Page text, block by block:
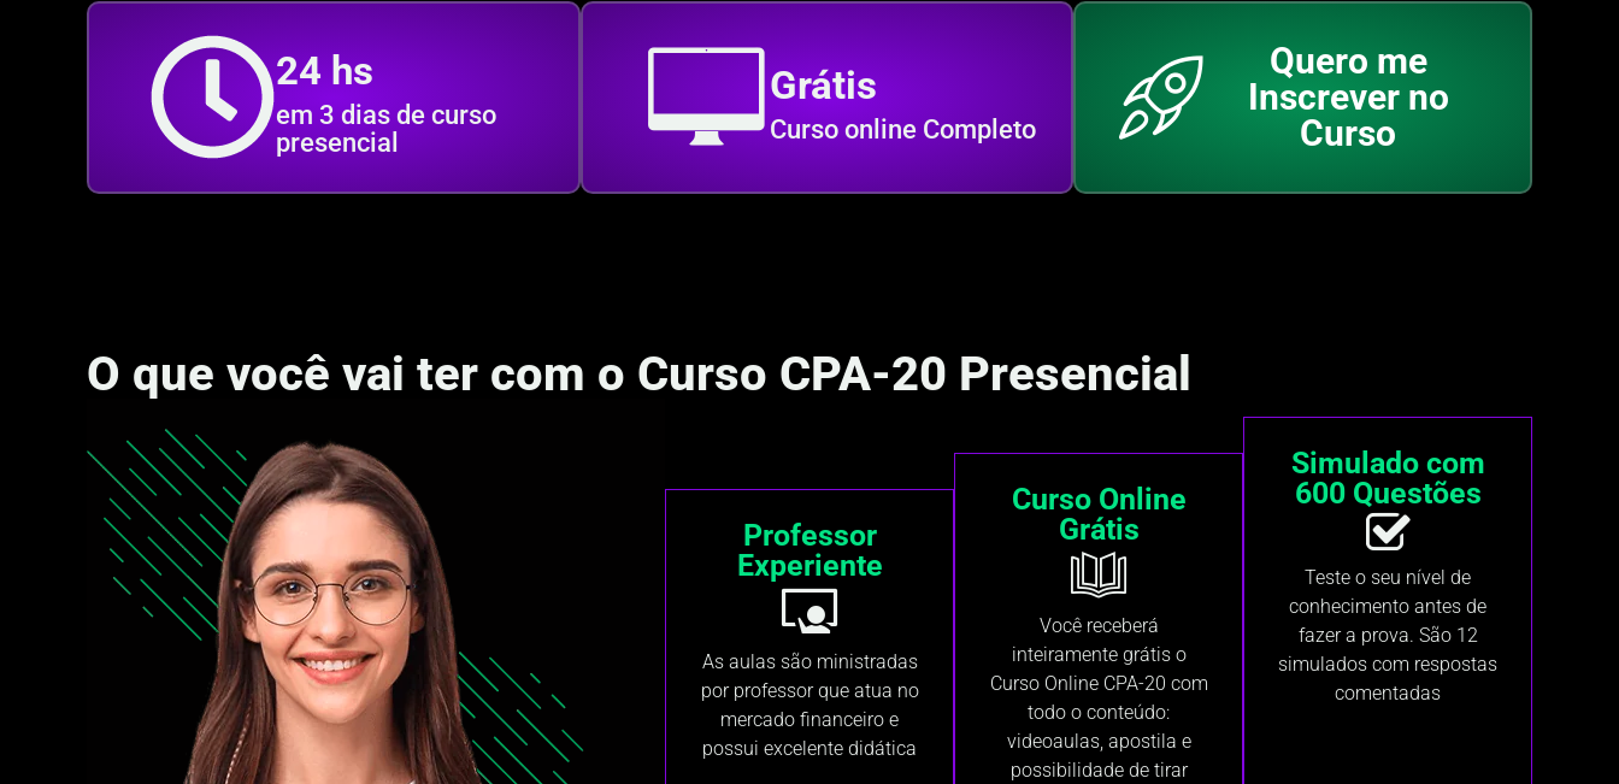
24 hs
em 3 dias de curso
presencial
Grátis
Curso online Completo
Quero me
Inscrever no
Curso
O que você vai ter com o Curso CPA-20 Presencial
Professor
Experiente
As aulas são ministradas
por professor que atua no
mercado financeiro e
possui excelente didática
Curso Online
Grátis
Você receberá
inteiramente grátis o
Curso Online CPA-20 com
todo o conteúdo:
videoaulas, apostila e
possibilidade de tirar
Simulado com
600 Questões
Teste o seu nível de
conhecimento antes de
fazer a prova. São 12
simulados com respostas
comentadas